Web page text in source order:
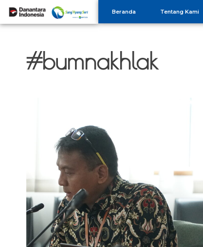
Beranda Tentang Kami
#bumnakhlak